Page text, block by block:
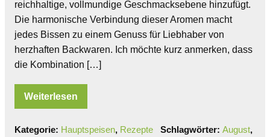
reichhaltige, vollmundige Geschmacksebene hinzufügt.
Die harmonische Verbindung dieser Aromen macht
jedes Bissen zu einem Genuss für Liebhaber von
herzhaften Backwaren. Ich möchte kurz anmerken, dass
die Kombination […]
Weiterlesen
Kategorie: Hauptspeisen, Rezepte Schlagwörter: August,